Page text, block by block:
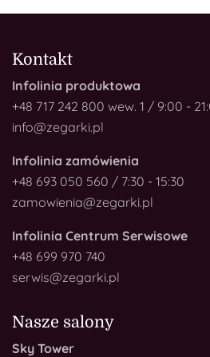
Kontakt
Infolinia produktowa
+48 717 242 800 wew. 1 / 9:00 -
info@zegarki.pl
Infolinia zamówienia
+48 693 050 560 / 7:30 - 15:30
zamowienia@zegarki.pl
Infolinia Centrum Serwisowe
+48 699 970 740
serwis@zegarki.pl
Nasze salony
Sky Tower